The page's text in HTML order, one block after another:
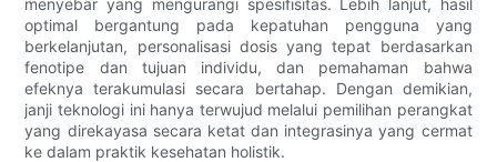
optimal bergantung pada kepatuhan pengguna yang
berkelanjutan, personalisasi dosis yang tepat berdasarkan
fenotipe dan tujuan individu, dan pemahaman bahwa
efeknya terakumulasi secara bertahap. Dengan demikian,
janji teknologi ini hanya terwujud melalui pemilihan perangkat
yang direkayasa secara ketat dan integrasinya yang cermat
ke dalam praktik kesehatan holistik.